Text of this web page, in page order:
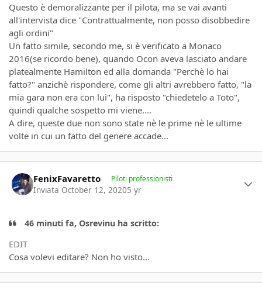
Questo è demoralizzante per il pilota, ma se vai avanti
all'intervista dice "Contrattualmente, non posso disobbedire
agli ordini"
Un fatto simile, secondo me, si è verificato a Monaco
2016(se ricordo bene), quando Ocon aveva lasciato andare
platealmente Hamilton ed alla domanda "Perchè lo hai
fatto?" anzichè rispondere, come gli altri avrebbero fatto, "la
mia gara non era con lui", ha risposto "chiedetelo a Toto",
quindi qualche sospetto mi viene....
A dire, queste due non sono state nè le prime nè le ultime
volte in cui un fatto del genere accade...
FenixFavaretto Piloti professionisti
Inviata October 12, 20205 yr
46 minuti fa, Osrevinu ha scritto:
EDIT
Cosa volevi editare? Non ho visto...